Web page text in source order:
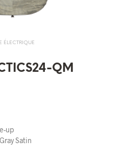
ÉLECTRIQUE
QM
up
Satin